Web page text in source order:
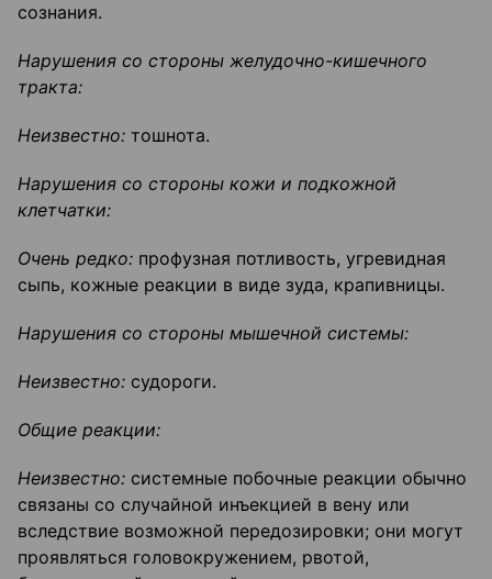
сознания.
Нарушения со стороны желудочно-кишечного
тракта:
Неизвестно: тошнота.
Нарушения со стороны кожи и подкожной
клетчатки:
Очень редко: профузная потливость, угревидная
сыпь, кожные реакции в виде зуда, крапивницы.
Нарушения со стороны мышечной системы:
Неизвестно: судороги.
Общие реакции:
Неизвестно: системные побочные реакции обычно
связаны со случайной инъекцией в вену или
вследствие возможной передозировки; они могут
проявляться головокружением, рвотой,